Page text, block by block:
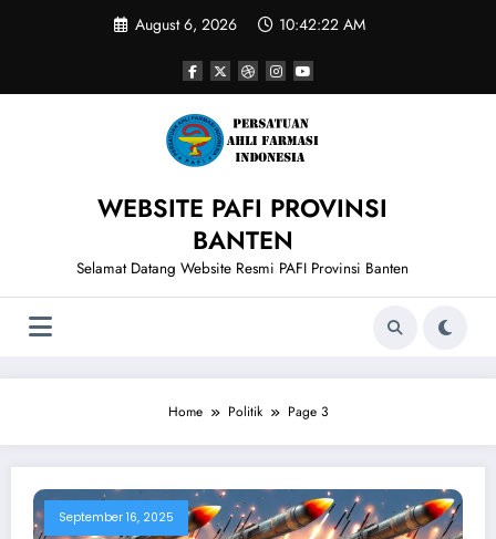
August 6, 2026 10:42:22 AM
WEBSITE PAFI PROVINSI
BANTEN
Selamat Datang Website Resmi PAFI Provinsi Banten
Home Politik Page 3
September 16, 2025